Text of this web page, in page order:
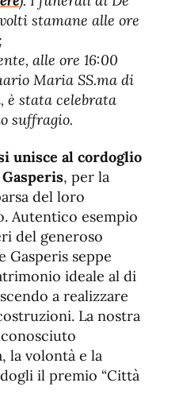
stamane alle ore
alle ore 16:00
Maria SS.ma di
è stata celebrata
suffragio.
unisce al cordoglio
, per la
del loro
Autentico esempio
del generoso
Gasperis seppe
ideale al di
a realizzare
La nostra
la volontà e la
il premio “Città